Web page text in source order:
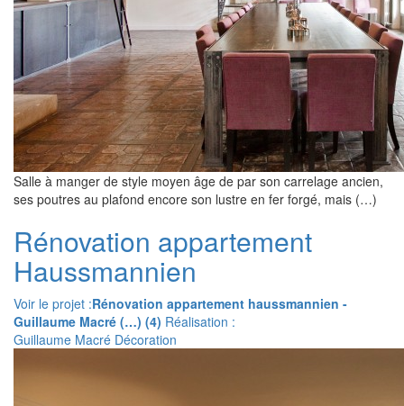
Salle à manger de style moyen âge de par son carrelage ancien,
ses poutres au plafond encore son lustre en fer forgé, mais (…)
Rénovation appartement
Haussmannien
Voir le projet :Rénovation appartement haussmannien -
Guillaume Macré (…) (4) Réalisation :
Guillaume Macré Décoration